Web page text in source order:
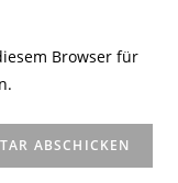
Browser für